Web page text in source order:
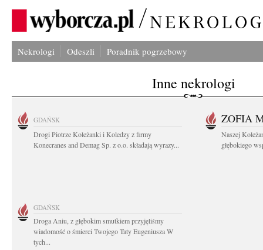
Nekrologi Odeszli Poradnik pogrzebowy
Inne nekrologi
GDAŃSK
Drogi Piotrze Koleżanki i Koledzy z firmy
Konecranes and Demag Sp. z o.o. składają wyrazy...
ZOFIA
Naszej
głębokiego
GDAŃSK
Droga Aniu, z głębokim smutkiem przyjęliśmy
wiadomość o śmierci Twojego Taty Eugeniusza W
tych...